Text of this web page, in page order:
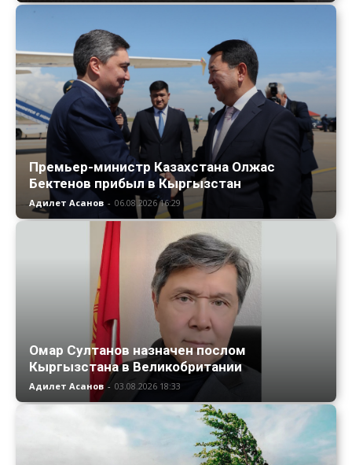
Премьер-министр Казахстана Олжас
Бектенов прибыл в Кыргызстан
Адилет Асанов - 06.08.2026 16:29
Омар Султанов назначен послом
Кыргызстана в Великобритании
Адилет Асанов - 03.08.2026 18:33